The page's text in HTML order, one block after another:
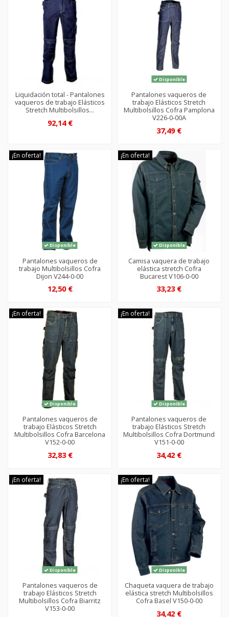
Liquidación total - Pantalones
vaqueros de trabajo Elásticos
Stretch Multibolsillos...
92,14 €
Disponible
Pantalones vaqueros de
trabajo Elásticos Stretch
Multibolsillos Cofra Pamplona
V226-0-00A
37,49 €
¡En oferta!
Disponible
Pantalones vaqueros de
trabajo Multibolsillos Cofra
Dijon V244-0-00
12,50 €
¡En oferta!
Disponible
Camisa vaquera de trabajo
elástica stretch Cofra
Bucarest V106-0-00
33,23 €
¡En oferta!
Disponible
Pantalones vaqueros de
trabajo Elásticos Stretch
Multibolsillos Cofra Barcelona
V152-0-00
32,83 €
¡En oferta!
Disponible
Pantalones vaqueros de
trabajo Elásticos Stretch
Multibolsillos Cofra Dortmund
V151-0-00
34,42 €
¡En oferta!
Disponible
Pantalones vaqueros de
trabajo Elásticos Stretch
Multibolsillos Cofra Biarritz
V153-0-00
¡En oferta!
Disponible
Chaqueta vaquera de trabajo
elástica stretch Multibolsillos
Cofra Basel V150-0-00
34,42 €